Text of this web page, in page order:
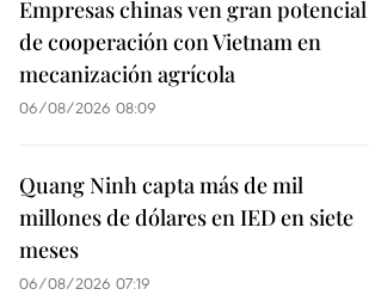
Empresas chinas ven gran potencial
de cooperación con Vietnam en
mecanización agrícola
06/08/2026 08:09
Quang Ninh capta más de mil
millones de dólares en IED en siete
meses
06/08/2026 07:19